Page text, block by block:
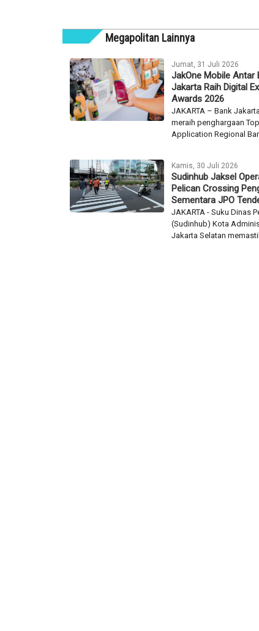
Megapolitan Lainnya
Jumat, 31 Juli 2026
JakOne Mobile Antar
Jakarta Raih Digital
Awards 2026
JAKARTA – Bank
meraih penghargaan
Application Regional
Kamis, 30 Juli 2026
Sudinhub Jaksel
Pelican Crossing
Sementara JPO
JAKARTA - Suku Dinas
(Sudinhub) Kota
Jakarta Selatan